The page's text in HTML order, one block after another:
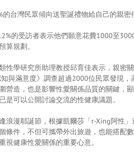
的台灣民眾傾向送聖誕禮物給自己的親
的受訪者表示他們願意花費1000至
算規劃。
性學研究所助理教授邱育佳表示，親密
知與滿意度》調查超過2000位民眾發現
營造，也是影響性愛關係品質的關鍵，
是可以公開討論交流的性健康議題。
浪漫耶誕節，根據凱爾莎「r-Xing阿性
條件，不但可攜帶外出旅遊，也能搭配
視健康性愛關係的重要心意。